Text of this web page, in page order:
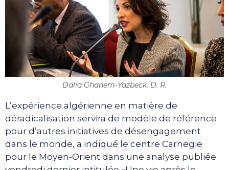
Dalia Ghanem-Yazbeck. D. R.
L’expérience algérienne en matière de
déradicalisation servira de modèle de référence
pour d’autres initiatives de désengagement
dans le monde, a indiqué le centre Carnegie
pour le Moyen-Orient dans une analyse publiée